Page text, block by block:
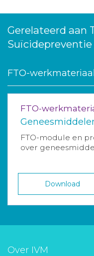
Gerelateerd aan
FTO-werkmateriaal
FTO-
FTO-module en
over
Download
Over IVM